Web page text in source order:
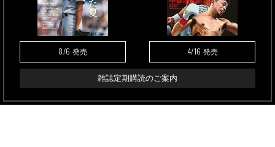
8/6 発売 4/16 発売
雑誌定期購読のご案内